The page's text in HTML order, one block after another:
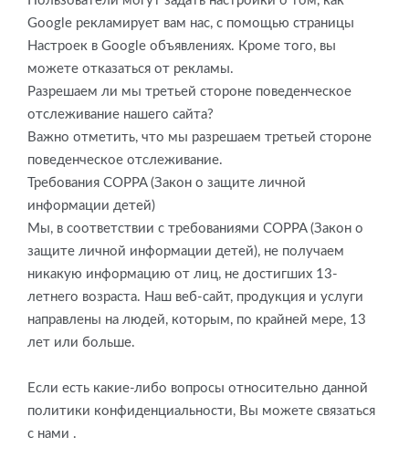
Google рекламирует вам нас, с помощью страницы
Настроек в Google объявлениях. Кроме того, вы
можете отказаться от рекламы.
Разрешаем ли мы третьей стороне поведенческое
отслеживание нашего сайта?
Важно отметить, что мы разрешаем третьей стороне
поведенческое отслеживание.
Требования COPPA (Закон о защите личной
информации детей)
Мы, в соответствии с требованиями COPPA (Закон о
защите личной информации детей), не получаем
никакую информацию от лиц, не достигших 13-
летнего возраста. Наш веб-сайт, продукция и услуги
направлены на людей, которым, по крайней мере, 13
лет или больше.
Если есть какие-либо вопросы относительно данной
политики конфиденциальности, Вы можете связаться
с нами .